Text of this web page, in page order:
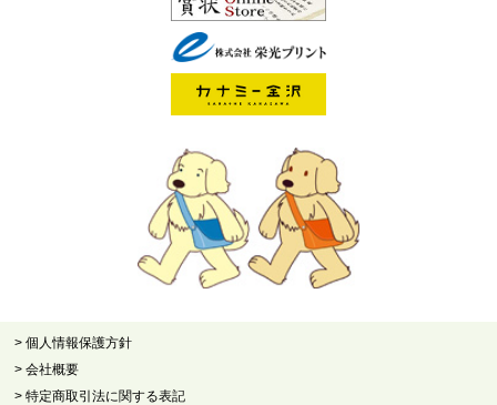
> 個人情報保護方針
> 会社概要
> 特定商取引法に関する表記